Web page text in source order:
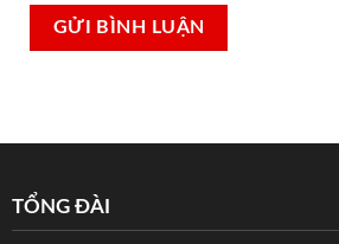
TỔNG ĐÀI